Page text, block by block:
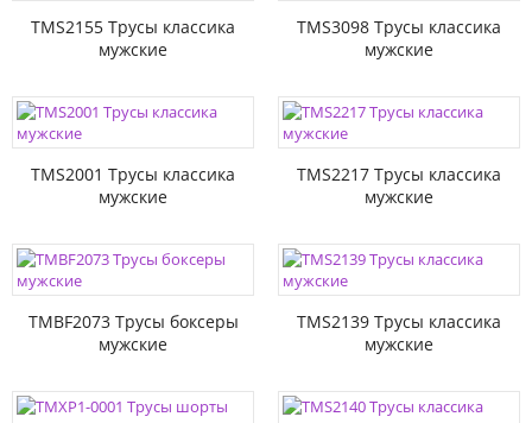
TMS2155 Трусы классика
мужские
TMS3098 Трусы классика
мужские
TMS2001 Трусы классика
мужские
TMS2217 Трусы классика
мужские
TMBF2073 Трусы боксеры
мужские
TMS2139 Трусы классика
мужские